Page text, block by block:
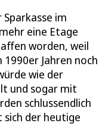
im
eine Etage
worden, weil
1990er Jahren noch
wie der
und sogar mit
schlussendlich
der heutige